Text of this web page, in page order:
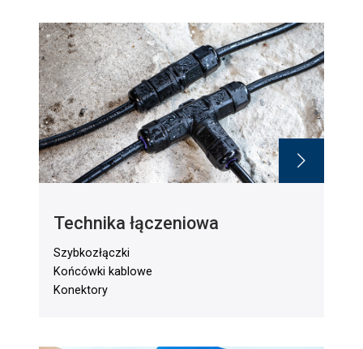
Technika łączeniowa
Szybkozłączki
Końcówki kablowe
Konektory